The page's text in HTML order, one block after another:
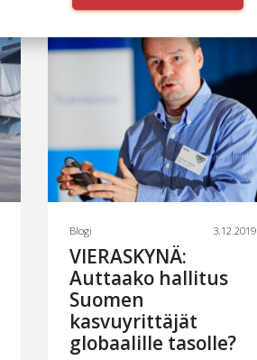
Blogi 3.12.2019
VIERASKYNÄ:
Auttaako hallitus
Suomen
kasvuyrittäjät
globaalille tasolle?